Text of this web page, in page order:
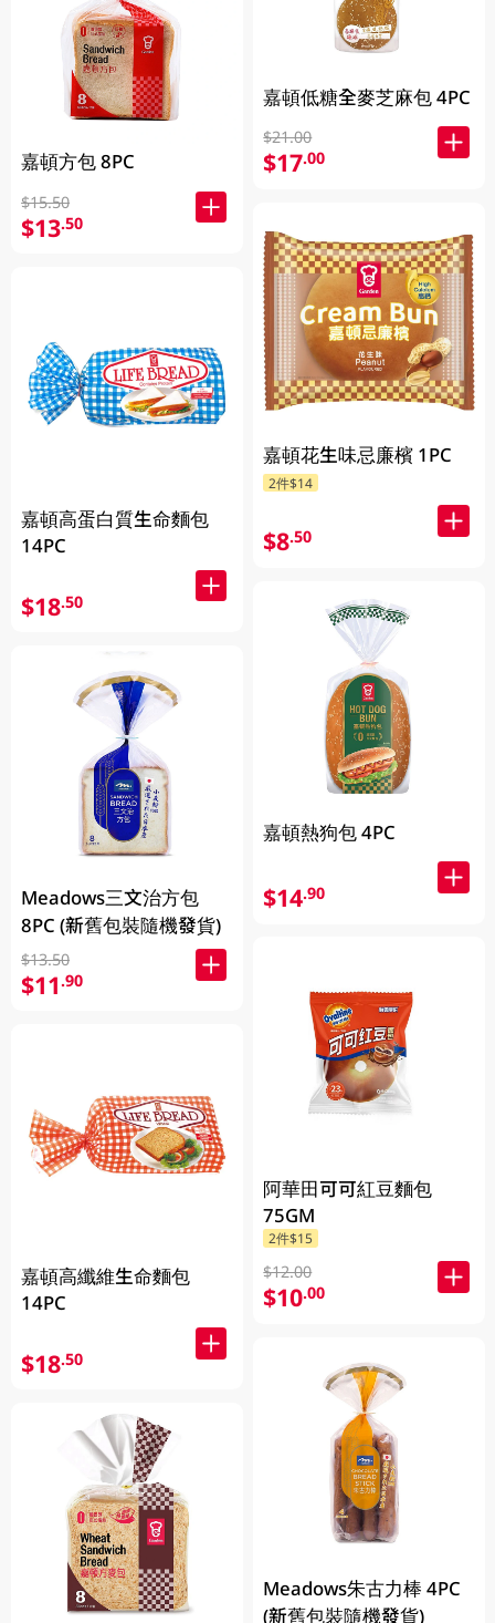
嘉頓方包 8PC
$15.50
$13.50
嘉頓高蛋白質生命麵包
14PC
$18.50
Meadows三文治方包
8PC (新舊包裝隨機發貨)
$13.50
$11.90
嘉頓高纖維生命麵包
14PC
$18.50
嘉頓低糖全麥芝麻包 4PC
$21.00
$17.00
嘉頓花生味忌廉檳 1PC
2件$14
$8.50
嘉頓熱狗包 4PC
$14.90
阿華田可可紅豆麵包
75GM
2件$15
$12.00
$10.00
Meadows朱古力棒 4PC
(新舊包裝隨機發貨)